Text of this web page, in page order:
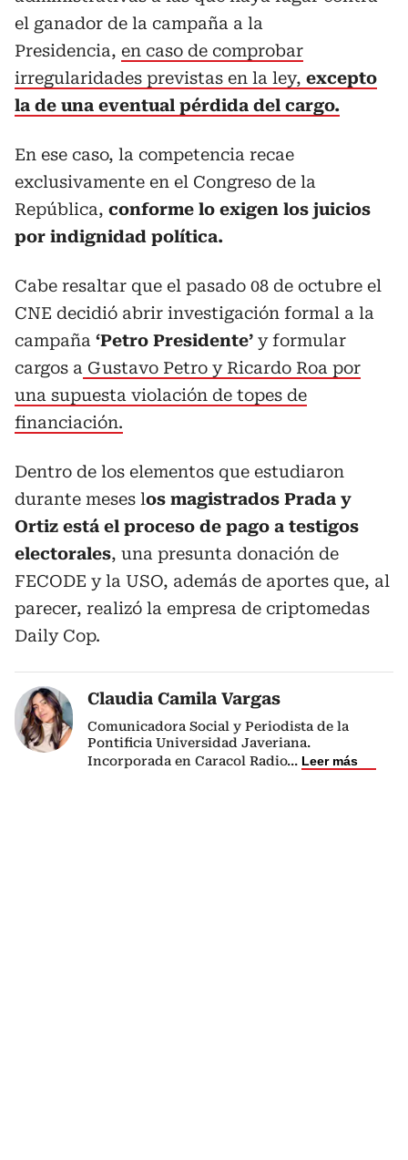
el ganador de la campaña a la
Presidencia, en caso de comprobar
irregularidades previstas en la ley, excepto
la de una eventual pérdida del cargo.
En ese caso, la competencia recae
exclusivamente en el Congreso de la
República, conforme lo exigen los juicios
por indignidad política.
Cabe resaltar que el pasado 08 de octubre el
CNE decidió abrir investigación formal a la
campaña ‘Petro Presidente’ y formular
cargos a Gustavo Petro y Ricardo Roa por
una supuesta violación de topes de
financiación.
Dentro de los elementos que estudiaron
durante meses los magistrados Prada y
Ortiz está el proceso de pago a testigos
electorales, una presunta donación de
FECODE y la USO, además de aportes que, al
parecer, realizó la empresa de criptomedas
Daily Cop.
Claudia Camila Vargas
Comunicadora Social y Periodista de la
Pontificia Universidad Javeriana.
Incorporada en Caracol Radio... Leer más